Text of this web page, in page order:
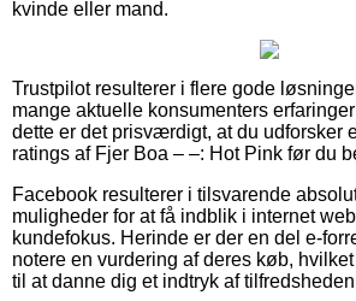
kvinde eller mand.
Trustpilot resulterer i flere gode
mange aktuelle konsumenters
dette er det prisværdigt, at du udforsker
ratings af Fjer Boa – –: Hot Pink før du
Facebook resulterer i tilsvarende
muligheder for at få indblik i internet
kundefokus. Herinde er der en del e-
notere en vurdering af deres køb,
til at danne dig et indtryk af